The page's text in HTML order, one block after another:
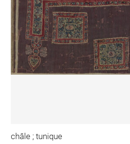
châle ; tunique